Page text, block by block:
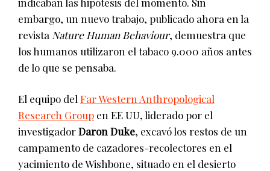
embargo, un nuevo trabajo, publicado ahora en la
revista Nature Human Behaviour, demuestra que
los humanos utilizaron el tabaco 9.000 años antes
de lo que se pensaba.
El equipo del Far Western Anthropological
Research Group en EE UU, liderado por el
investigadorDaron Duke, excavó los restos de un
campamento de cazadores-recolectores en el
yacimiento de Wishbone, situado en el desierto